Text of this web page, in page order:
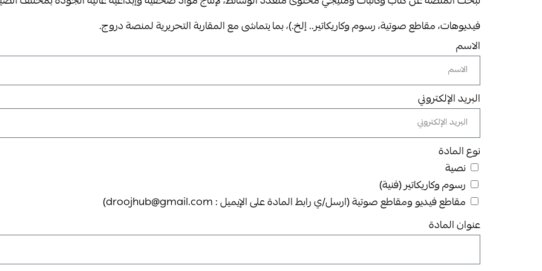
فيديوهات، مقاطع صوتية، رسوم وكاريكاتير.. إلخ.)، بما يتماشى مع المقاربة التحريرية لمنصة دروج.
الاسم
البريد الإلكتروني
نوع المادة
نصية
رسوم وكاريكاتير (فنية)
مقاطع فيديو ومقاطع صوتية (ارسل/ي رابط المادة على الإيميل : droojhub@gmail.com)
عنوان المادة